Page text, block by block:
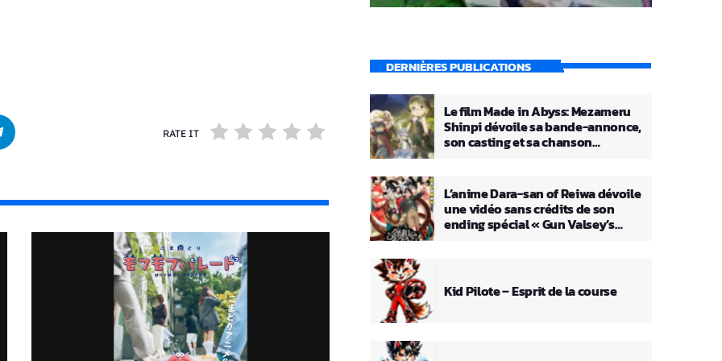
RATE IT
DERNIÈRES PUBLICATIONS
Le film Made in Abyss: Mezameru
Shinpi dévoile sa bande-annonce,
son casting et sa chanson
L’anime Dara-san of Reiwa dévoile
une vidéo sans crédits de son
ending spécial « Gun Valsey’s
Kid Pilote – Esprit de la course